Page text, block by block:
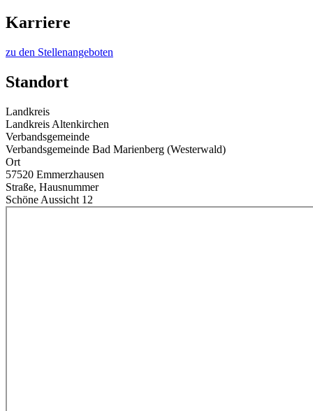
Karriere
zu den Stellenangeboten
Standort
Landkreis
Landkreis Altenkirchen
Verbandsgemeinde
Verbandsgemeinde Bad Marienberg (Westerwald)
Ort
57520 Emmerzhausen
Straße, Hausnummer
Schöne Aussicht 12